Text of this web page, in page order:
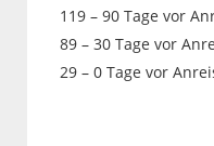
119 – 90 Tage vor
89 – 30 Tage vor
29 – 0 Tage vor